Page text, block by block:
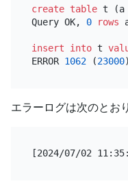
create table t (a
Query OK, 0 rows
insert into t
ERROR 1062 (23000
エラーログは次のとお